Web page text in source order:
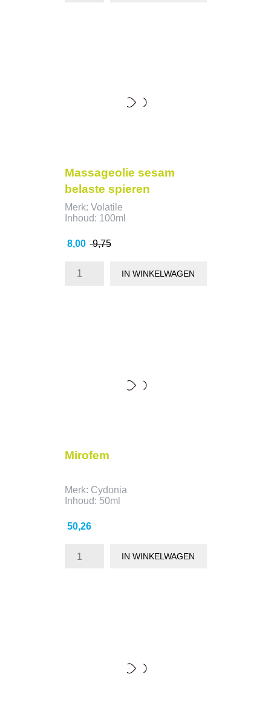
Massageolie sesam
belaste spieren
Merk: Volatile
Inhoud: 100ml
Prijs
8,00 Normale
9,75
IN WINKELWAGEN
Mirofem
Merk: Cydonia
Inhoud: 50ml
Prijs
50,26
IN WINKELWAGEN